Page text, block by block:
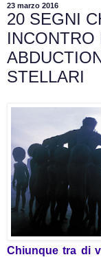
23 marzo 2016
20 SEGNI
INCONTRO
STELLARI
Chiunque tra di